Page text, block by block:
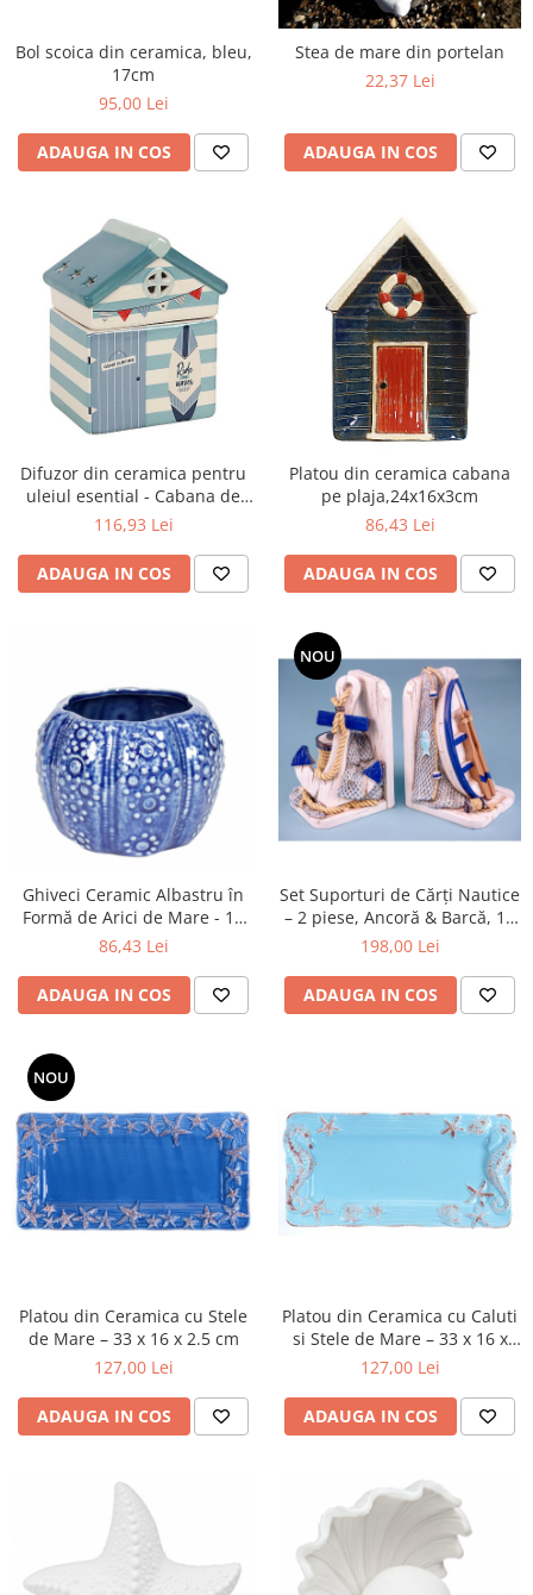
Decoratiuni care se agata
Tablouri
Bol scoica din ceramica, bleu,
17cm
95,00 Lei
ADAUGA IN COS
Stea de mare din portelan
22,37 Lei
ADAUGA IN COS
Difuzor din ceramica pentru
uleiul esential - Cabana de
plaja
116,93 Lei
ADAUGA IN COS
Platou din ceramica cabana
pe plaja,24x16x3cm
86,43 Lei
ADAUGA IN COS
Ghiveci Ceramic Albastru în
Formă de Arici de Mare - 10
cm
86,43 Lei
ADAUGA IN COS
NOU
Set Suporturi de Cărți Nautice
– 2 piese, Ancoră & Barcă, 15
cm, Polirasină
198,00 Lei
ADAUGA IN COS
NOU
Platou din Ceramica cu Stele
de Mare – 33 x 16 x 2.5 cm
127,00 Lei
ADAUGA IN COS
Platou din Ceramica cu Caluti
si Stele de Mare – 33 x 16 x
2.5 cm
127,00 Lei
ADAUGA IN COS